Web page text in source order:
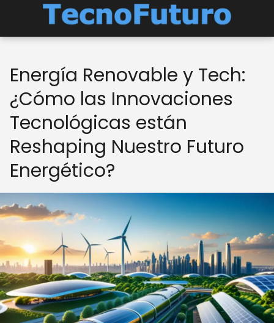
Energía Renovable y Tech:
¿Cómo las Innovaciones
Tecnológicas están
Reshaping Nuestro Futuro
Energético?